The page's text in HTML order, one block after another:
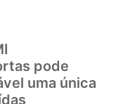
pode
uma única